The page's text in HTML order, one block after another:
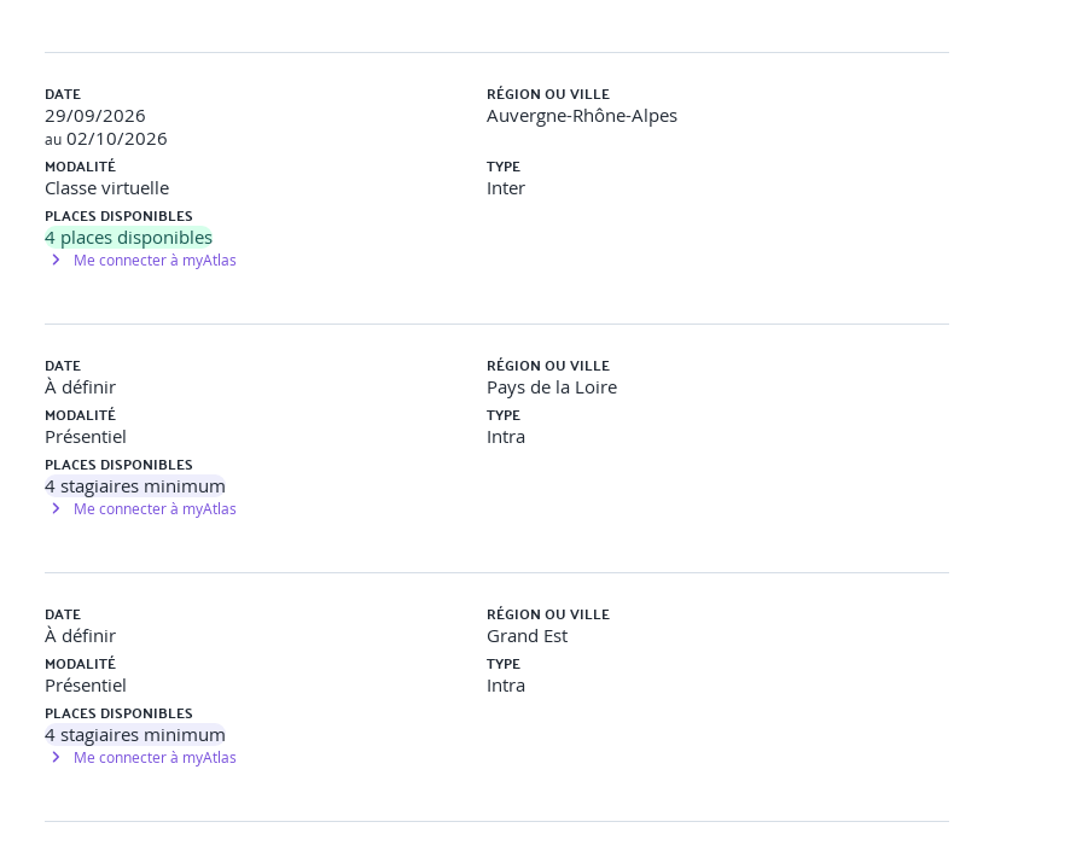
visualisations.
animées.
DATE
29/09/2026
au 02/10/2026
RÉGION OU VILLE
Auvergne-Rhône-Alpes
MODALITÉ
Classe virtuelle
TYPE
Inter
PLACES DISPONIBLES
4 places disponibles
Me connecter à myAtlas
DATE
À définir
RÉGION OU VILLE
Pays de la Loire
MODALITÉ
Présentiel
TYPE
Intra
PLACES DISPONIBLES
4stagiaires minimum
Me connecter à myAtlas
DATE
À définir
RÉGION OU VILLE
Grand Est
MODALITÉ
Présentiel
TYPE
Intra
PLACES DISPONIBLES
4stagiaires minimum
Me connecter à myAtlas